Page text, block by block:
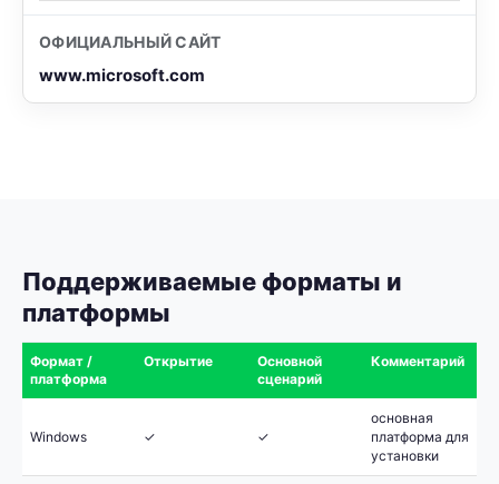
ОФИЦИАЛЬНЫЙ САЙТ
www.microsoft.com
Поддерживаемые форматы и
платформы
Формат /
платформа
Открытие
Основной
сценарий
Комментарий
Windows ✓ ✓
основная
платформа для
установки